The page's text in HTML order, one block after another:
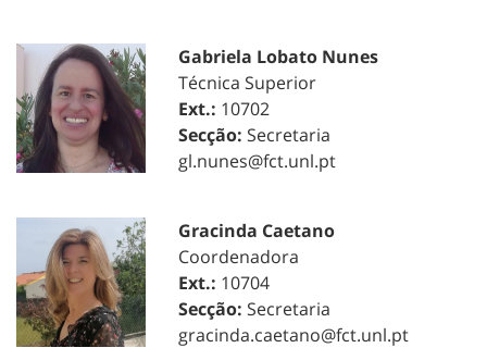
Gabriela Lobato Nunes
Técnica Superior
Ext.: 10702
Secção: Secretaria
gl.nunes@fct.unl.pt
Gracinda Caetano
Coordenadora
Ext.: 10704
Secção: Secretaria
gracinda.caetano@fct.unl.pt